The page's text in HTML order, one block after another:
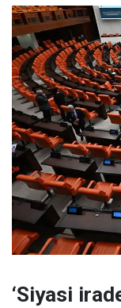
‘Siyasi